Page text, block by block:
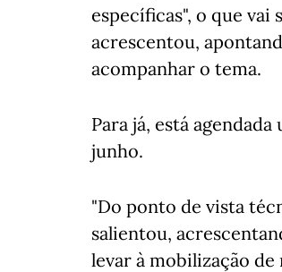
específicas", o que vai
acrescentou,
acompanhar o tema.
Para já, está
junho.
"Do ponto de vista
salientou,
levar à mobilização de